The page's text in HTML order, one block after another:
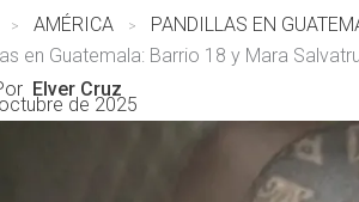
AMÉRICA
en Guatemala: Barrio 18 y Mara
Elver Cruz
de 2025